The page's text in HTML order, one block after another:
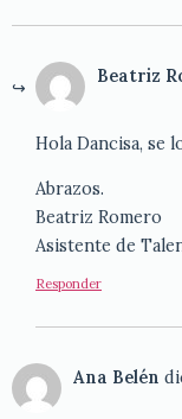
Beatriz
Hola Dancisa, se
Abrazos.
Beatriz Romero
Asistente de
Responder
Ana Belén